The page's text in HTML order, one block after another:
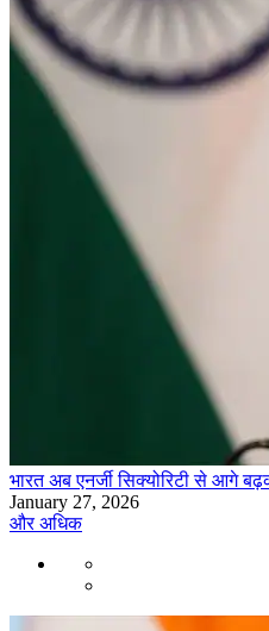
भारत अब एनर्जी सिक्योरिटी से आगे
January 27, 2026
और अधिक